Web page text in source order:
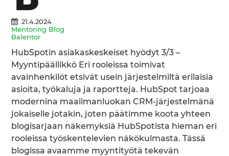
21.4.2024
Mentoring Blog
Balentor
HubSpotin asiakaskeskeiset hyödyt 3/3 –
Myyntipäällikkö Eri rooleissa toimivat
avainhenkilöt etsivät usein järjestelmiltä erilaisia
asioita, työkaluja ja raportteja. HubSpot tarjoaa
modernina maailmanluokan CRM-järjestelmänä
jokaiselle jotakin, joten päätimme koota yhteen
blogisarjaan näkemyksiä HubSpotista hieman eri
rooleissa työskentelevien näkökulmasta. Tässä
blogissa avaamme myyntityötä tekevän